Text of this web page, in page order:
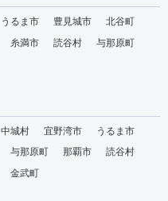
うるま市 豊見城市
北谷町
糸満市 読谷村
与那原町
中城村 宜野湾市
うるま市
与那原町 那覇市
読谷村
金武町